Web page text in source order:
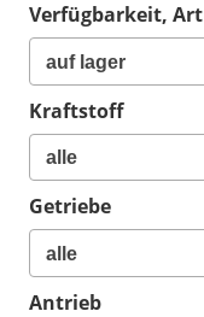
Verfügbarkeit, Art
Kraftstoff
Getriebe
Antrieb